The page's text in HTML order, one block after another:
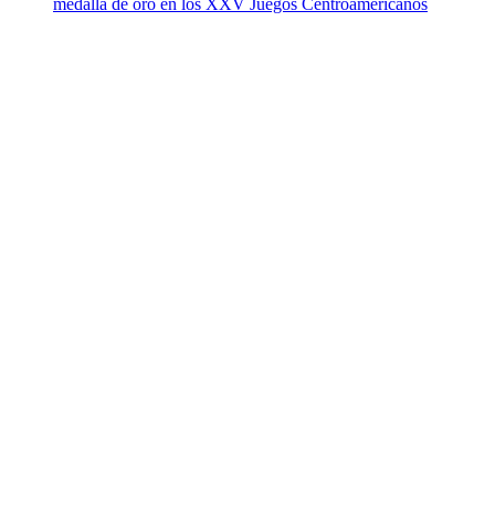
medalla de oro en los XXV Juegos Centroamericanos